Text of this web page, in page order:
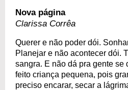
Nova página
Clarissa Corrêa
Querer e não poder dói.
Planejar e não acontecer dói.
sangra. E não dá pra gente se
feito criança pequena, pois
preciso encarar, secar a